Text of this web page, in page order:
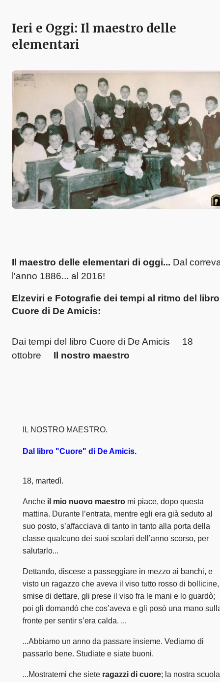
Ieri e Oggi: Il maestro delle
elementari
Il maestro delle elementari di oggi... Dal
l'anno 1886... al 2016!
Elzeviri e Fotografie dei tempi al ritmo del libro
Cuore di De Amicis:
Dai tempi del libro Cuore di De Amicis 18
ottobre Il nostro maestro
IL NOSTRO MAESTRO.
Dal libro "Cuore" di De Amicis.
18, martedì.
Anche il mio nuovo maestro mi piace, dopo questa
mattina. Durante l’entrata, mentre egli era già seduto al
suo posto, s’affacciava di tanto in tanto alla porta della
classe qualcuno dei suoi scolari dell’anno scorso, per
salutarlo...
Dettando, discese a passeggiare in mezzo ai banchi, e
visto un ragazzo che aveva il viso tutto rosso di bollicine,
smise di dettare, gli prese il viso fra le mani e lo guardò;
poi gli domandò che cos’aveva e gli posò una mano
fronte per sentir s’era calda. ...
...Abbiamo un anno da passare insieme. Vediamo di
passarlo bene. Studiate e siate buoni.
...Mostratemi che siete ragazzi di cuore; la nostra scuola